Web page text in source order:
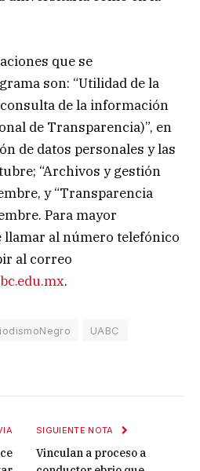
que se
son: “Utilidad de la
de la información
de Transparencia)”, en
de datos personales y las
“Archivos y gestión
y “Transparencia
Para mayor
llamar al número telefónico
al correo
.
UABC
SIGUIENTE NOTA
Vinculan a proceso a